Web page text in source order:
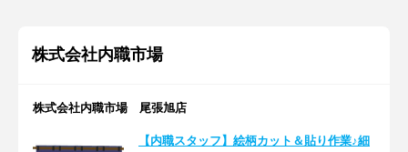
株式会社内職市場
株式会社内職市場 尾張旭店
【内職スタッフ】絵柄カット＆貼り作業♪細